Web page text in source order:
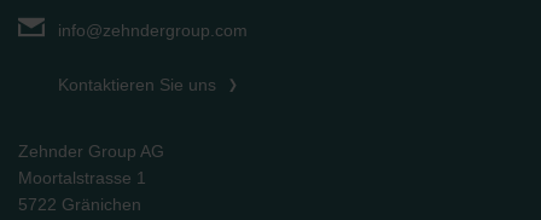
info@zehndergroup.com
Kontaktieren Sie uns
Zehnder Group AG
Moortalstrasse 1
5722 Gränichen